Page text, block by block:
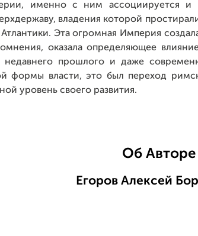
именно с ним ассоциируется и
владения которой
Эта огромная Империя
оказала определяющее
недавнего прошлого и даже
формы власти, это был переход
уровень своего развития.
Об Авторе
Егоров Алексей